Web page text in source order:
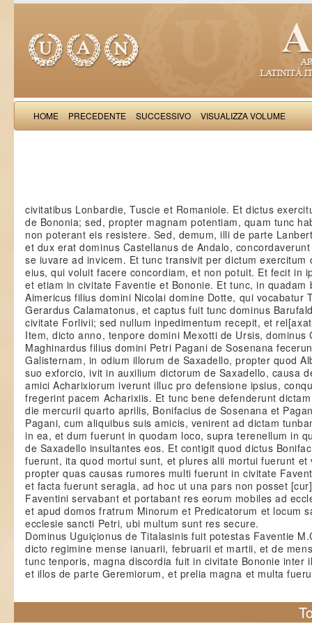
HOME PRECEDENTE SUCCESSIVO VISUALIZZA VOLUME
civitatibus Lonbardie, Tuscie et Romaniole. Et dictus
de Bononia; sed, propter magnam potentiam, quam tunc
non poterant eis resistere. Sed, demum, illi de parte
et dux erat dominus Castellanus de Andalo,
se iuvare ad invicem. Et tunc transivit per dictum exercitum
eius, qui voluit facere concordiam, et non potuit. Et fecit in
et etiam in civitate Faventie et Bononie. Et tunc, in
Aimericus filius domini Nicolai domine Dotte, qui vocabatur
Gerardus Calamatonus, et captus fuit tunc dominus
civitate Forlivii; sed nullum inpedimentum recepit, et
Item, dicto anno, tenpore domini Mexotti de Ursis, dominus
Maghinardus filius domini Petri Pagani de Sosenana
Galisternam, in odium illorum de Saxadello, propter quod
suo exforcio, ivit in auxilium dictorum de Saxadello, causa
amici Acharixiorum iverunt illuc pro defensione ipsius,
fregerint pacem Acharixiis. Et tunc bene defenderunt
die mercurii quarto aprilis, Bonifacius de Sosenana et
Pagani, cum aliquibus suis amicis, venirent ad dictam
in ea, et dum fuerunt in quodam loco, supra terenellum in
de Saxadello insultantes eos. Et contigit quod dictus
fuerunt, ita quod mortui sunt, et plures alii mortui fuerunt
propter quas causas rumores multi fuerunt in civitate
et facta fuerunt seragla, ad hoc ut una pars non posset
Faventini servabant et portabant res eorum mobiles ad
et apud domos fratrum Minorum et Predicatorum et locum
ecclesie sancti Petri, ubi multum sunt res secure.
Dominus Uguiçionus de Titalasinis fuit potestas Faventie
dicto regimine mense ianuarii, februarii et martii, et de
tunc tenporis, magna discordia fuit in civitate Bononie inter
et illos de parte Geremiorum, et prelia magna et multa